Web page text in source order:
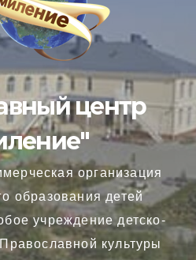
центр
организация
образования детей
учреждение детско-
культуры